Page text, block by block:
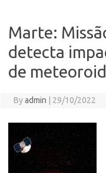
Marte:
detecta
de
Byadmin 29/10/2022